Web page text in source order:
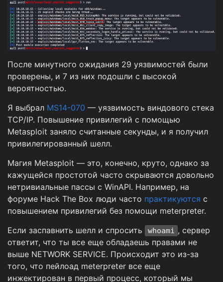
После минутного ожидания 29 уязвимостей были
проверены, и 7 из них подошли с высокой
вероятностью.
Я выбрал MS14-070 — уязвимость виндового стека
TCP/IP. Повышение привилегий с помощью
Metasploit заняло считанные секунды, и я получил
привилегированный шелл.
Магия Metasploit — это, конечно, круто, однако за
кажущейся простотой часто скрываются довольно
нетривиальные пассы с WinAPI. Например, на
форуме Hack The Box люди часто практикуются с
повышением привилегий без помощи meterpreter.
Если заспавнить шелл и спросить
whoami , сервер
ответит, что ты все еще обладаешь правами не
выше NETWORK SERVICE. Происходит это из-за
того, что пейлоад meterpreter все еще
инжектирован в первый процесс, который мы